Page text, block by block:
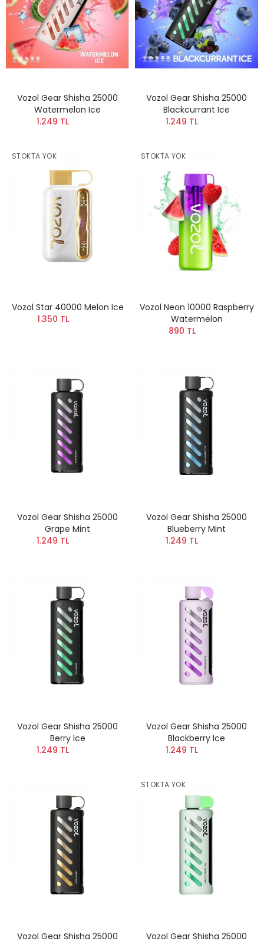
Vozol Gear Shisha 25000
Watermelon Ice
1.249 TL
Vozol Gear Shisha 25000
Blackcurrant Ice
1.249 TL
STOKTA YOK
Vozol Star 40000 Melon Ice
1.350 TL
STOKTA YOK
Vozol Neon 10000 Raspberry
Watermelon
890 TL
Vozol Gear Shisha 25000
Grape Mint
1.249 TL
Vozol Gear Shisha 25000
Blueberry Mint
1.249 TL
Vozol Gear Shisha 25000
Berry Ice
1.249 TL
Vozol Gear Shisha 25000
Blackberry Ice
1.249 TL
Vozol Gear Shisha 25000
STOKTA YOK
Vozol Gear Shisha 25000